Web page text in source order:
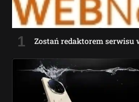
Zostań redaktorem serwisu